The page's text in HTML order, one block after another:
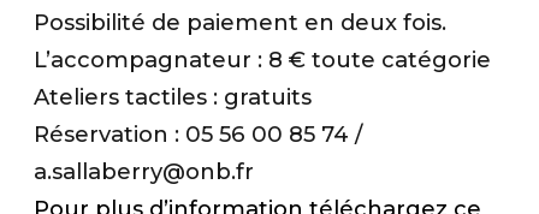
Possibilité de paiement en deux fois.
L’accompagnateur : 8 € toute catégorie
Ateliers tactiles : gratuits
Réservation : 05 56 00 85 74 /
a.sallaberry@onb.fr